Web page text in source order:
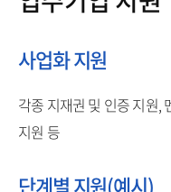
사업화 지원
각종 지재권 및 인증 지원,
지원 등
단계별 지원(예시)